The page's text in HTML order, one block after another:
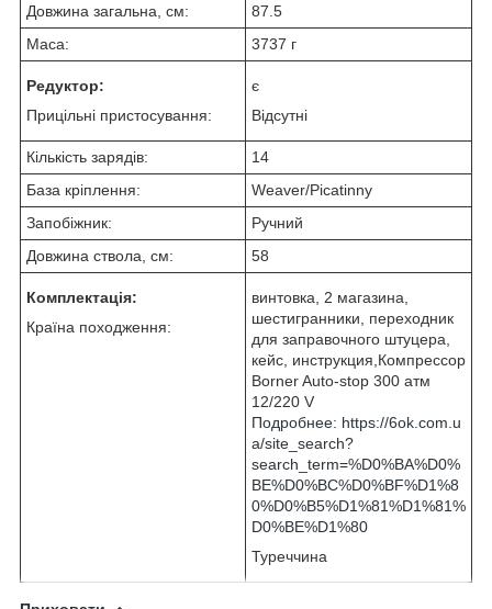
Довжина загальна, см:
87.5
Маса:
3737 г
Редуктор:
Прицільні пристосування:
є
Відсутні
Кількість зарядів:
14
База кріплення:
Weaver/Picatinny
Запобіжник:
Ручний
Довжина ствола, см:
58
Комплектація:
Країна походження:
винтовка, 2 магазина,
шестигранники, переходник
для заправочного штуцера,
кейс, инструкция,Компрессор
Borner Auto-stop 300 атм
12/220 V
Подробнее: https://6ok.com.u
a/site_search?
search_term=%D0%BA%D0%
BE%D0%BC%D0%BF%D1%8
0%D0%B5%D1%81%D1%81%
D0%BE%D1%80
Туреччина